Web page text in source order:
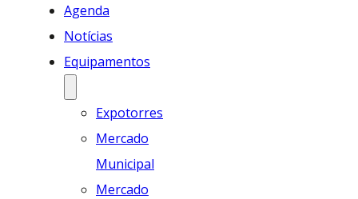
Agenda
Notícias
Equipamentos
Expotorres
Mercado
Municipal
Mercado